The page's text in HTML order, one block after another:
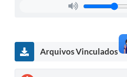
Arquivos Vinculados